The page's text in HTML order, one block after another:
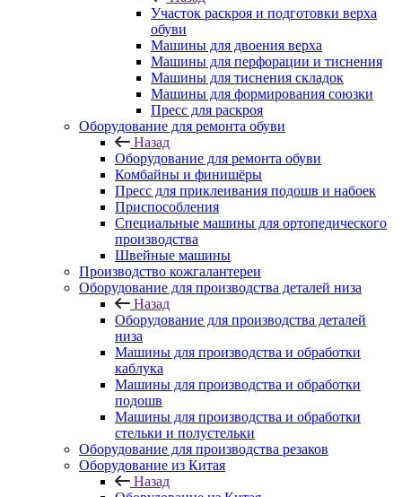
Участок раскроя и подготовки верха
обуви
Машины для двоения верха
Машины для перфорации и тиснения
Машины для тиснения складок
Машины для формирования союзки
Пресс для раскроя
Оборудование для ремонта обуви
Назад
Оборудование для ремонта обуви
Комбайны и финишёры
Пресс для приклеивания подошв и набоек
Приспособления
Специальные машины для ортопедического
производства
Швейные машины
Производство кожгалантереи
Оборудование для производства деталей низа
Назад
Оборудование для производства деталей
низа
Машины для производства и обработки
каблука
Машины для производства и обработки
подошв
Машины для производства и обработки
стельки и полустельки
Оборудование для производства резаков
Оборудование из Китая
Назад